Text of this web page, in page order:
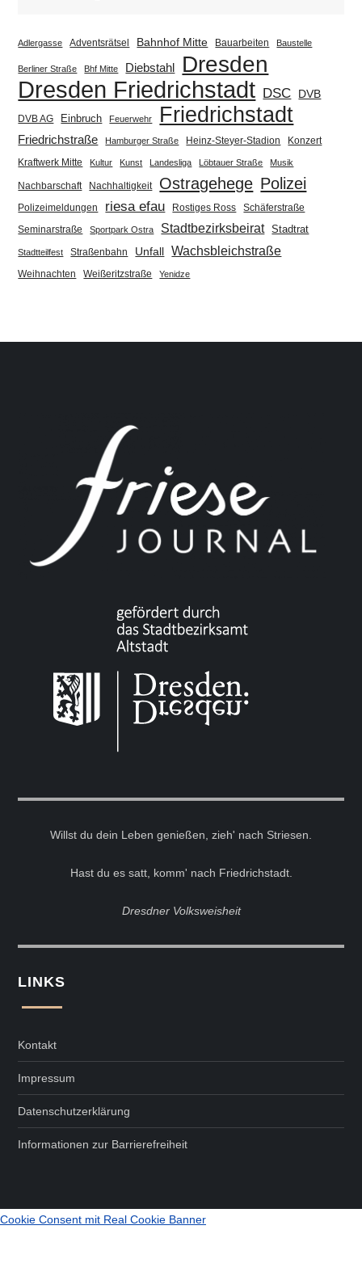
Adlergasse Adventsrätsel Bahnhof Mitte Bauarbeiten Baustelle
Berliner Straße Bhf Mitte Diebstahl Dresden
Dresden Friedrichstadt DSC DVB
DVB AG Einbruch Feuerwehr Friedrichstadt
Friedrichstraße Hamburger Straße Heinz-Steyer-Stadion
Konzert
Kraftwerk Mitte
Kultur Kunst Landesliga Löbtauer Straße Musik
Nachbarschaft Nachhaltigkeit Ostragehege Polizei
Polizeimeldungen riesa efau Rostiges Ross Schäferstraße
Seminarstraße Sportpark Ostra Stadtbezirksbeirat Stadtrat
Stadtteilfest Straßenbahn Unfall Wachsbleichstraße
Weihnachten Weißeritzstraße Yenidze
Willst du dein Leben genießen, zieh' nach Striesen.
Hast du es satt, komm' nach Friedrichstadt.
Dresdner Volksweisheit
LINKS
Kontakt
Impressum
Datenschutzerklärung
Informationen zur Barrierefreiheit
Cookie Consent mit Real Cookie Banner